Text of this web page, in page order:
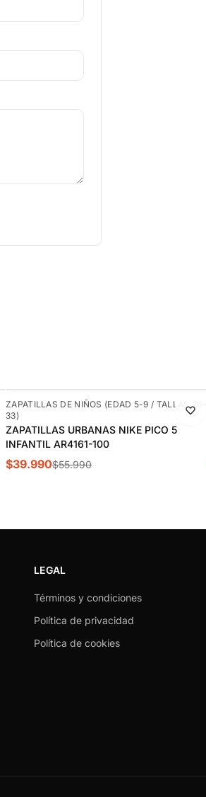
-29%
ZAPATILLAS DE NIÑOS (EDAD 5-9 / TALLAS 26-
33)
ZAPATILLAS URBANAS NIKE PICO 5
INFANTIL AR4161-100
$39.990$55.990
LEGAL
Términos y condiciones
Política de privacidad
Política de cookies